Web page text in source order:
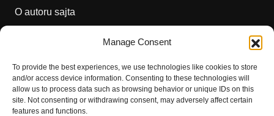
Manage Consent
To provide the best experiences, we use technologies like cookies to store
and/or access device information. Consenting to these technologies will
allow us to process data such as browsing behavior or unique IDs on this
site. Not consenting or withdrawing consent, may adversely affect certain
features and functions.
O autoru sajta
Saradnja